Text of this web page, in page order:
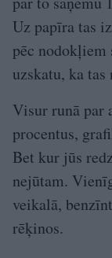
Uz papīra tas
pēc
uzskatu, ka
Visur runā par
procentus,
Bet kur jūs
nejūtam.
veikalā,
rēķinos.